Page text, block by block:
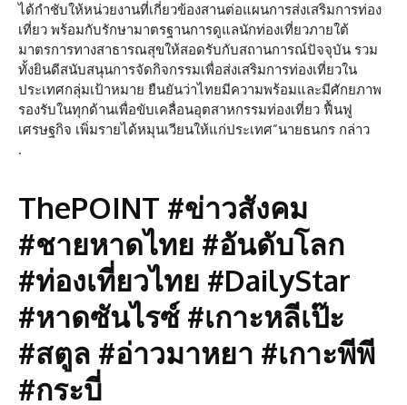
ได้กำชับให้หน่วยงานที่เกี่ยวข้องสานต่อแผนการส่งเสริมการท่อง
เที่ยว พร้อมกับรักษามาตรฐานการดูแลนักท่องเที่ยวภายใต้
มาตรการทางสาธารณสุขให้สอดรับกับสถานการณ์ปัจจุบัน รวม
ทั้งยินดีสนับสนุนการจัดกิจกรรมเพื่อส่งเสริมการท่องเที่ยวใน
ประเทศกลุ่มเป้าหมาย ยืนยันว่าไทยมีความพร้อมและมีศักยภาพ
รองรับในทุกด้านเพื่อขับเคลื่อนอุตสาหกรรมท่องเที่ยว ฟื้นฟู
เศรษฐกิจ เพิ่มรายได้หมุนเวียนให้แก่ประเทศ”นายธนกร กล่าว
.
ThePOINT #ข่าวสังคม
#ชายหาดไทย #อันดับโลก
#ท่องเที่ยวไทย #DailyStar
#หาดซันไรซ์ #เกาะหลีเป๊ะ
#สตูล #อ่าวมาหยา #เกาะพีพี
#กระบี่